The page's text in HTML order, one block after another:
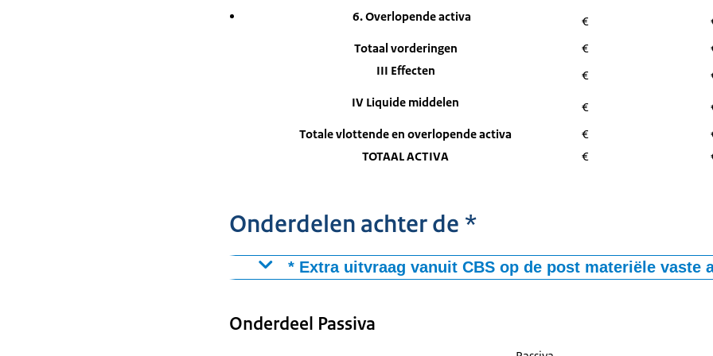
6. Overlopende activa
€
Totaal vorderingen
€
III Effecten
€
IV Liquide middelen
€
Totale vlottende en overlopende activa
€
TOTAAL ACTIVA
€
Onderdelen achter de *
* Extra uitvraag vanuit CBS op de post materiële vaste
Onderdeel Passiva